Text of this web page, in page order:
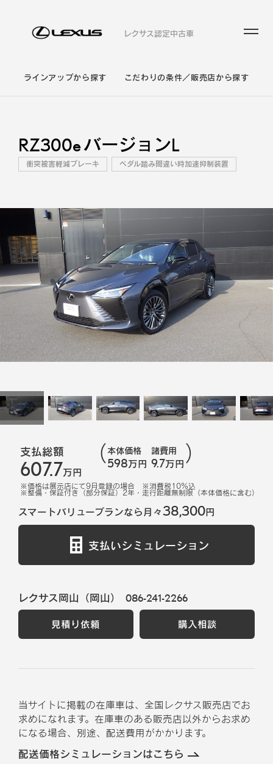
レクサス認定中古車
ラインアップから探す こだわりの条件／販売店から探す
RZ300e バージョンL
衝突被害軽減ブレーキ ペダル踏み間違い時加速抑制装置
支払総額
607.7万円
本体価格
598万円
諸費用
9.7万円
※価格は展示店にて9月登録の場合 ※消費税10%込
※整備・保証付き（部分保証）2年・走行距離無制限（本体価格に含む）
スマートバリュープランなら月々38,300円
支払いシミュレーション
レクサス岡山（岡山） 086-241-2266
見積り依頼 購入相談
当サイトに掲載の在庫車は、全国レクサス販売店でお
求めになれます。在庫車のある販売店以外からお求め
になる場合、別途、配送費用がかかります。
配送価格シミュレーションはこちら